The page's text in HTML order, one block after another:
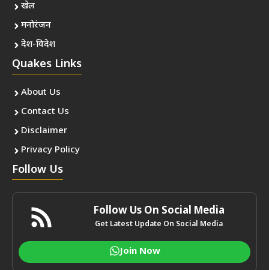
खेल
मनोरंजन
देश-विदेश
Quakes Links
About Us
Contact Us
Disclaimer
Privacy Policy
Follow Us
Follow Us On Social Media
Get Latest Update On Social Media
Join Now